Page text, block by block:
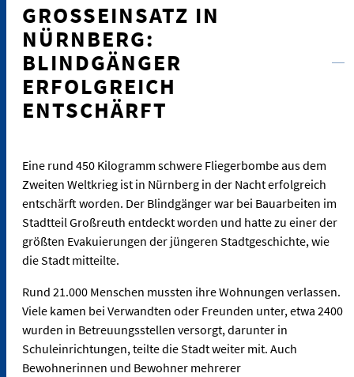
GROSSEINSATZ IN N
ÜRNBERG: B
LINDGÄNGER E
RFOLGREICH E
NTSCHÄRFT
Eine rund 450 Kilogramm schwere Fliegerbombe aus dem
Zweiten Weltkrieg ist in Nürnberg in der Nacht erfolgreich
entschärft worden. Der Blindgänger war bei Bauarbeiten im
Stadtteil Großreuth entdeckt worden und hatte zu einer der
größten Evakuierungen der jüngeren Stadtgeschichte, wie
die Stadt mitteilte.
Rund 21.000 Menschen mussten ihre Wohnungen verlassen.
Viele kamen bei Verwandten oder Freunden unter, etwa 2400
wurden in Betreuungsstellen versorgt, darunter in
Schuleinrichtungen, teilte die Stadt weiter mit. Auch
Bewohnerinnen und Bewohner mehrerer